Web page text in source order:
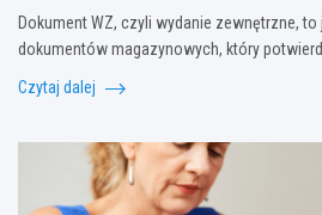
Dokument WZ, czyli wydanie zewnętrzne,
dokumentów magazynowych, który
Czytaj dalej